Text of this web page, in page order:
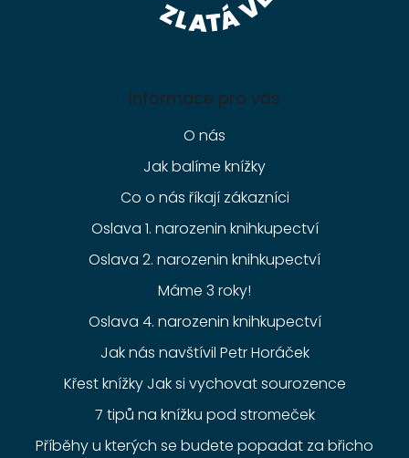
Informace pro vás
O nás
Jak balíme knížky
Co o nás říkají zákazníci
Oslava 1. narozenin knihkupectví
Oslava 2. narozenin knihkupectví
Máme 3 roky!
Oslava 4. narozenin knihkupectví
Jak nás navštívil Petr Horáček
Křest knížky Jak si vychovat sourozence
7 tipů na knížku pod stromeček
Příběhy u kterých se budete popadat za břicho